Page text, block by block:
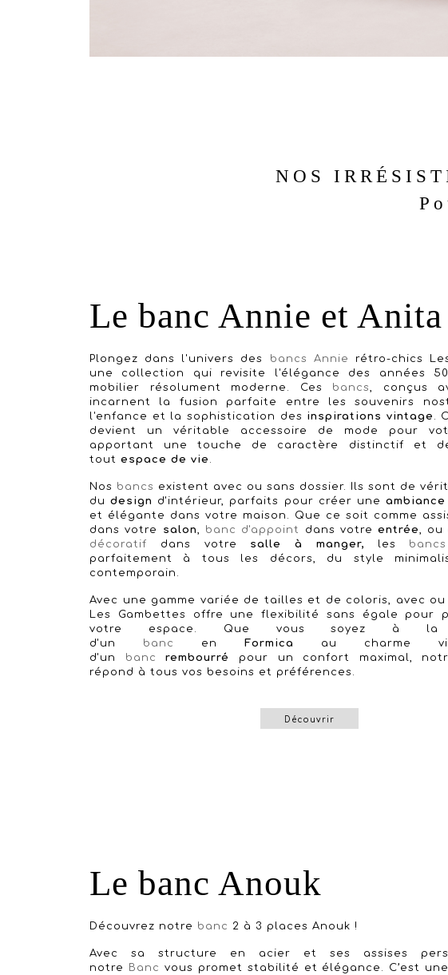
NOS
Le banc Annie et Anita
Plongez dans l'univers des bancs Annie
rétro-chics
une collection qui revisite l'élégance des années
mobilier résolument moderne. Ces bancs, conçus
incarnent la fusion parfaite entre les souvenirs
l'enfance et la sophistication des inspirations vintage .
devient un véritable accessoire de mode pour
apportant une touche de caractère distinctif et
tout espace de vie .
Nos bancs existent avec ou sans dossier. Ils sont de
dudesign d'intérieur, parfaits pour créer une
et élégante dans votre maison. Que ce soit comme
dans votre salon, banc d'appoint dans votre entrée, ou
décoratif dans votre salle à manger, les bancs
parfaitement à tous les décors, du style
contemporain.
Avec une gamme variée de tailles et de coloris, avec ou
Les Gambettes offre une flexibilité sans égale pour
votre espace. Que vous soyez à la
d'un banc en Formica
au charme
d'un banc rembourré
pour un confort maximal,
répond à tous vos besoins et préférences.
Découvrir
Le banc Anouk
Découvrez notre banc 2 à 3 places Anouk !
Avec sa structure en acier et ses assises
notre
Banc vous promet stabilité et élégance. C’est